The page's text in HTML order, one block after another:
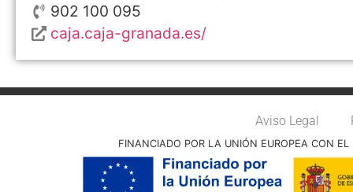
902 100 095
caja.caja-granada.es/
Aviso Legal
FINANCIADO POR LA UNIÓN EUROPEA CON